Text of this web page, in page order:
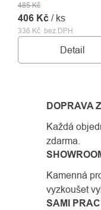
336 Kč bez DPH
485 Kč
406 Kč / ks
Detail
DOPRAVA
Každá
zdarma.
Kamenná
vyzkoušet
SAMI